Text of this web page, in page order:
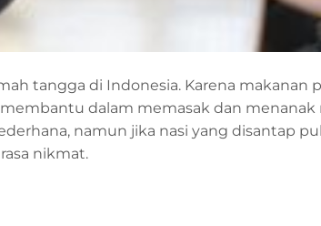
tangga di Indonesia. Karena makanan
dalam memasak dan menanak
namun jika nasi yang disantap
nikmat.